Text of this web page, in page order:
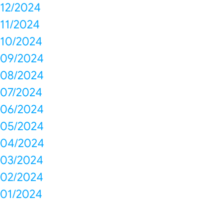
12/2024
11/2024
10/2024
09/2024
08/2024
07/2024
06/2024
05/2024
04/2024
03/2024
02/2024
01/2024